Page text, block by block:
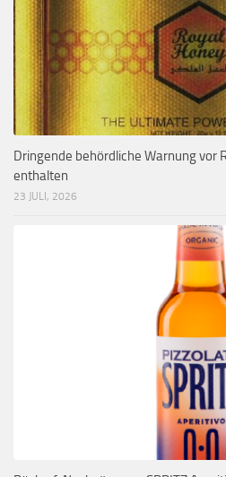
Dringende behördliche Warnung vor
enthalten
23 JULI, 2026